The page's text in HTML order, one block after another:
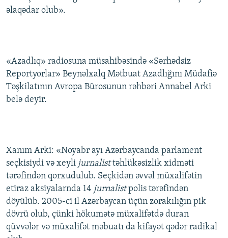
İNFOQRAFIKA
AZƏRBAYCAN ƏDƏBIYYATI KITABXANASI
MISSIYAMIZ
AZADLIQRADIOSU MOBIL TELEFONUNUZDA
BIZIMLƏ ƏLAQƏ
XƏBƏR BÜLLETENLƏRIMIZ
BIZI IZLƏ
RFE/RL-in bütün saytları
əlaqədar olub».
«Azadlıq» radiosuna müsahibəsində «Sərhədsiz
Reportyorlar» Beynəlxalq Mətbuat Azadlığını Müdafiə
Təşkilatının Avropa Bürosunun rəhbəri Annabel Arki
belə deyir.
Xanım Arki: «Noyabr ayı Azərbaycanda parlament
seçkisiydi və xeyli jurnalisttəhlükəsizlik xidməti
tərəfindən qorxudulub. Seçkidən əvvəl müxalifətin
etiraz aksiyalarnda 14 jurnalistpolis tərəfindən
döyülüb. 2005-ci il Azərbaycan üçün zorakılığın pik
dövrü olub, çünki hökumətə müxalifətdə duran
qüvvələr və müxalifət məbuatı da kifayət qədər radikal